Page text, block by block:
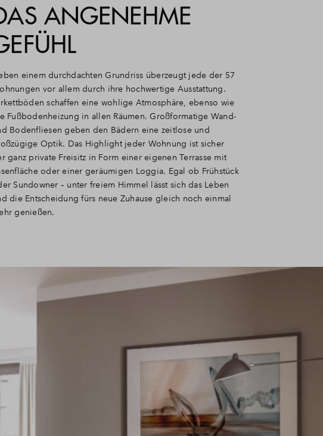
ANGENEHME
einem durchdachten Grundriss überzeugt jede der 57
vor allem durch ihre hochwertige Ausstattung.
schaffen eine wohlige Atmosphäre, ebenso wie
Fußbodenheizung in allen Räumen. Großformatige Wand-
Bodenfliesen geben den Bädern eine zeitlose und
Optik. Das Highlight jeder Wohnung ist sicher
ganz private Freisitz in Form einer eigenen Terrasse mit
oder einer geräumigen Loggia. Egal ob Frühstück
Sundowner – unter freiem Himmel lässt sich das Leben
die Entscheidung fürs neue Zuhause gleich noch einmal
genießen.